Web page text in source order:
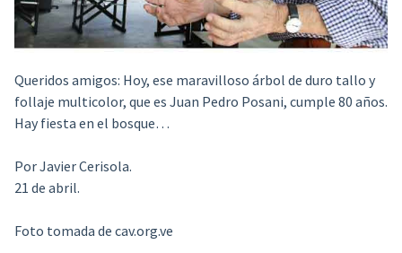
Queridos amigos: Hoy, ese maravilloso árbol de duro tallo y
follaje multicolor, que es Juan Pedro Posani, cumple 80 años.
Hay fiesta en el bosque…
Por Javier Cerisola.
21 de abril.
Foto tomada de cav.org.ve